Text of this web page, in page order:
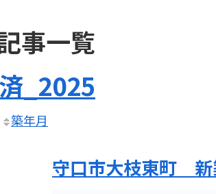
事一覧
_2025
築年月
守口市大枝東町 新